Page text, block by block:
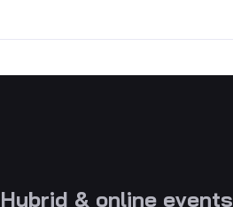
Hybrid & online events